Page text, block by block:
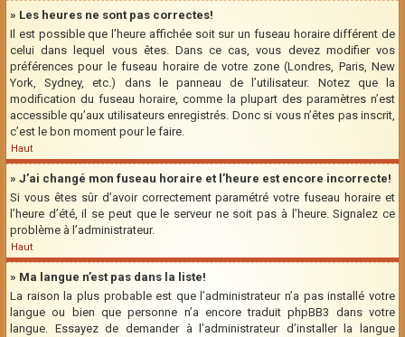
» Les heures ne sont pas correctes!
Il est possible que l’heure affichée soit sur un fuseau horaire différent de
celui dans lequel vous êtes. Dans ce cas, vous devez modifier vos
préférences pour le fuseau horaire de votre zone (Londres, Paris, New
York, Sydney, etc.) dans le panneau de l’utilisateur. Notez que la
modification du fuseau horaire, comme la plupart des paramètres n’est
accessible qu’aux utilisateurs enregistrés. Donc si vous n’êtes pas inscrit,
c’est le bon moment pour le faire.
Haut
» J’ai changé mon fuseau horaire et l’heure est encore incorrecte!
Si vous êtes sûr d’avoir correctement paramétré votre fuseau horaire et
l’heure d’été, il se peut que le serveur ne soit pas à l’heure. Signalez ce
problème à l’administrateur.
Haut
» Ma langue n’est pas dans la liste!
La raison la plus probable est que l’administrateur n’a pas installé votre
langue ou bien que personne n’a encore traduit phpBB3 dans votre
langue. Essayez de demander à l’administrateur d’installer la langue